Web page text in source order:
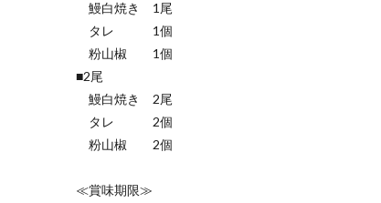
鰻白焼き 1尾
タレ 1個
粉山椒 1個
■2尾
鰻白焼き 2尾
タレ 2個
粉山椒 2個
≪賞味期限≫